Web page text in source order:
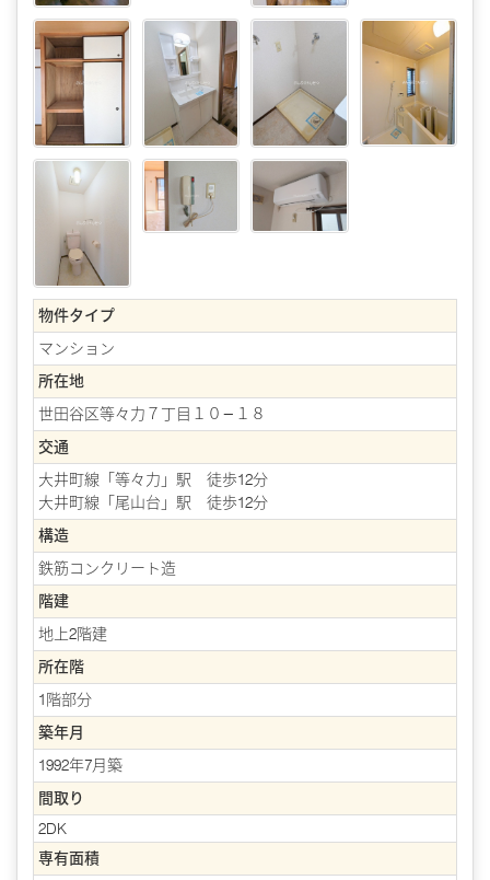
物件タイプ
マンション
所在地
世田谷区等々力７丁目１０−１８
交通
大井町線「等々力」駅 徒歩12分
大井町線「尾山台」駅 徒歩12分
構造
鉄筋コンクリート造
階建
地上2階建
所在階
1階部分
築年月
1992年7月築
間取り
2DK
専有面積